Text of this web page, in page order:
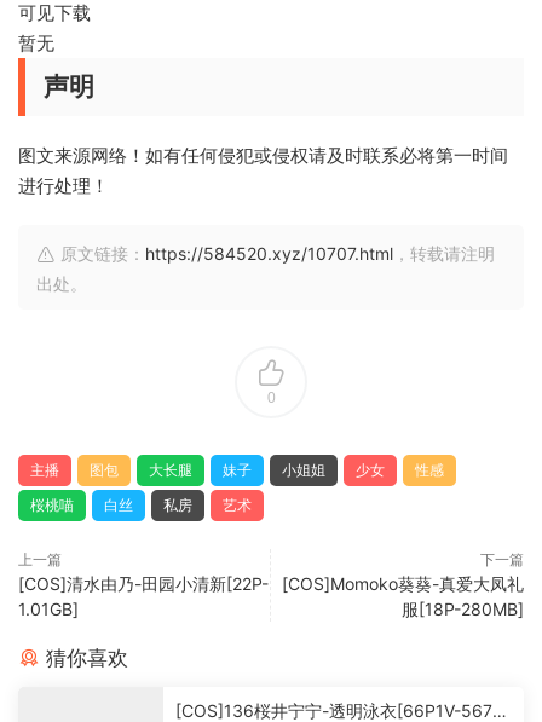
可见下载
暂无
声明
图文来源网络！如有任何侵犯或侵权请及时联系必将第一时间
进行处理！
原文链接： https://584520.xyz/10707.html ，转载请注明
出处。
0
主播 图包 大长腿 妹子 小姐姐 少女
性感
桜桃喵
白丝 私房 艺术
上一篇
[COS]清水由乃-田园小清新[22P-
1.01GB]
下一篇
[COS]Momoko葵葵-真爱大凤礼
服[18P-280MB]
猜你喜欢
[COS]136桜井宁宁-透明泳衣[66P1V-567M